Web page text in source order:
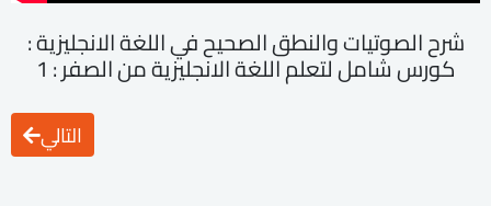
شرح الصوتيات والنطق الصحيح في اللغة الانجليزية :
كورس شامل لتعلم اللغة الانجليزية من الصفر : 1
التالي